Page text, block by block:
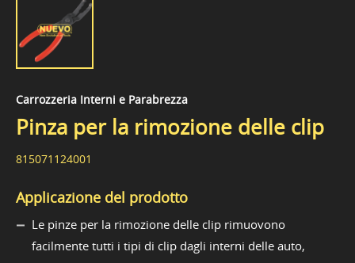
Carrozzeria Interni e Parabrezza
Pinza per la rimozione delle clip
815071124001
Applicazione del prodotto
Le pinze per la rimozione delle clip rimuovono
facilmente tutti i tipi di clip dagli interni delle auto,